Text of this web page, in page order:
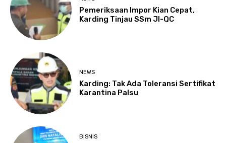
Pemeriksaan Impor Kian Cepat,
Karding Tinjau SSm JI-QC
NEWS
Karding: Tak Ada Toleransi Sertifikat
Karantina Palsu
BISNIS